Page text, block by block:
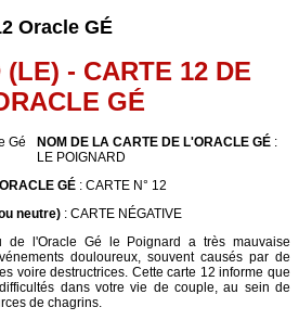
Oracle GÉ
(LE) - CARTE 12 DE
GÉ
NOM DE LA CARTE DE L'ORACLE GÉ :
LE POIGNARD
GÉ : CARTE N° 12
neutre) : CARTE NÉGATIVE
l'Oracle Gé le Poignard a très mauvaise
douloureux, souvent causés par de
voire destructrices. Cette carte 12 informe que
dans votre vie de couple, au sein de
de chagrins.